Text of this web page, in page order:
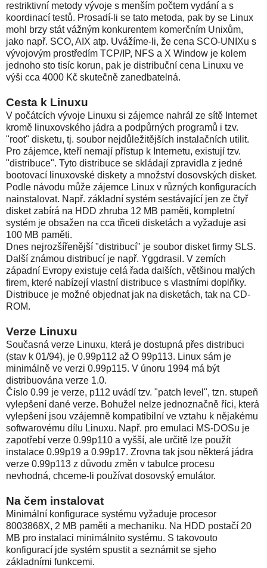
restriktivní metody vývoje s menším počtem vydání a s
koordinací testů. Prosadí-li se tato metoda, pak by se Linux
mohl brzy stát vážným konkurentem komerčním Unixům,
jako např. SCO, AIX atp. Uvážíme-li, že cena SCO-UNIXu s
vývojovým prostředím TCP/IP, NFS a X Window je kolem
jednoho sto tisíc korun, pak je distribuční cena Linuxu ve
výši cca 4000 Kč skutečně zanedbatelná.
Cesta k Linuxu
V počátcích vývoje Linuxu si zájemce nahrál ze sítě Internet
kromě linuxovského jádra a podpůrných programů i tzv.
"root" disketu, tj. soubor nejdůležitějších instalačních utilit.
Pro zájemce, kteří nemají přístup k Internetu, existují tzv.
"distribuce". Tyto distribuce se skládají zpravidla z jedné
bootovací linuxovské diskety a množství dosovských disket.
Podle návodu může zájemce Linux v různých konfiguracích
nainstalovat. Např. základní systém sestávající jen ze čtyř
disket zabírá na HDD zhruba 12 MB paměti, kompletní
systém je obsažen na cca třiceti disketách a vyžaduje asi
100 MB paměti.
Dnes nejrozšířenější "distribucí" je soubor disket firmy SLS.
Další známou distribucí je např. Yggdrasil. V zemích
západní Evropy existuje celá řada dalších, většinou malých
firem, které nabízejí vlastní distribuce s vlastními doplňky.
Distribuce je možné objednat jak na disketách, tak na CD-
ROM.
Verze Linuxu
Současná verze Linuxu, která je dostupná přes distribuci
(stav k 01/94), je 0.99p112 až O 99p113. Linux sám je
minimálně ve verzi 0.99p115. V únoru 1994 má být
distribuována verze 1.0.
Číslo 0.99 je verze, p112 uvádí tzv. "patch level", tzn. stupeň
vylepšení dané verze. Bohužel nelze jednoznačně říci, která
vylepšení jsou vzájemně kompatibilní ve vztahu k nějakému
softwarovému dílu Linuxu. Např. pro emulaci MS-DOSu je
zapotřebí verze 0.99p110 a vyšší, ale určitě lze použít
instalace 0.99p19 a 0.99p17. Zrovna tak jsou některá jádra
verze 0.99p113 z důvodu změn v tabulce procesu
nevhodná, chceme-li používat dosovský emulátor.
Na čem instalovat
Minimální konfigurace systému vyžaduje procesor
8003868X, 2 MB paměti a mechaniku. Na HDD postačí 20
MB pro instalaci minimálnito systému. S takovouto
konfigurací jde systém spustit a seznámit se sjeho
základními funkcemi.